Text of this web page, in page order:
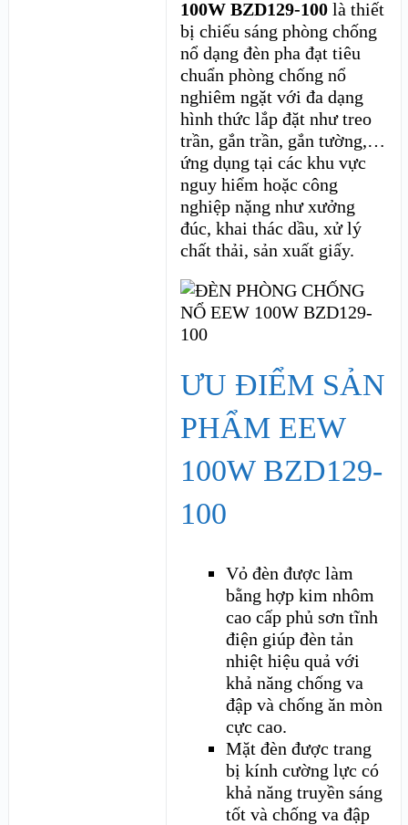
100W BZD129-100 là thiết
bị chiếu sáng phòng chống
nổ dạng đèn pha đạt tiêu
chuẩn phòng chống nổ
nghiêm ngặt với đa dạng
hình thức lắp đặt như treo
trần, gắn trần, gắn tường,…
ứng dụng tại các khu vực
nguy hiểm hoặc công
nghiệp nặng như xưởng
đúc, khai thác dầu, xử lý
chất thải, sản xuất giấy.
ƯU ĐIỂM SẢN
PHẨM EEW
100W BZD129-
100
Vỏ đèn được làm
bằng hợp kim nhôm
cao cấp phủ sơn tĩnh
điện giúp đèn tản
nhiệt hiệu quả với
khả năng chống va
đập và chống ăn mòn
cực cao.
Mặt đèn được trang
bị kính cường lực có
khả năng truyền sáng
tốt và chống va đập